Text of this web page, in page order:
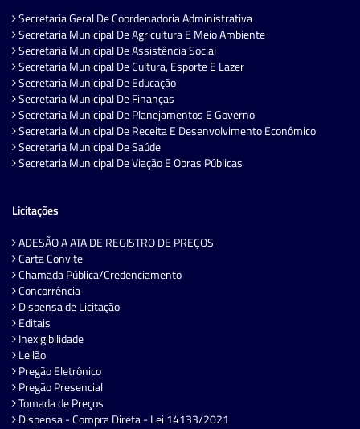
Secretaria Geral De Coordenadoria Administrativa
Secretaria Municipal De Agricultura E Meio Ambiente
Secretaria Municipal De Assistência Social
Secretaria Municipal De Cultura, Esporte E Lazer
Secretaria Municipal De Educação
Secretaria Municipal De Finanças
Secretaria Municipal De Planejamentos E Governo
Secretaria Municipal De Receita E Desenvolvimento Econômico
Secretaria Municipal De Saúde
Secretaria Municipal De Viação E Obras Públicas
Licitações
ADESÃO A ATA DE REGISTRO DE PREÇOS
Carta Convite
Chamada Pública/Credenciamento
Concorrência
Dispensa de Licitação
Editais
Inexigibilidade
Leilão
Pregão Eletrônico
Pregão Presencial
Tomada de Preços
Dispensa - Compra Direta - Lei 14133/2021